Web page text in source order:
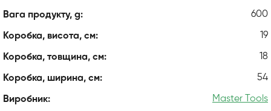
Вага продукту, g: 600
Коробка, висота, см: 19
Коробка, товщина, см: 18
Коробка, ширина, см: 54
Виробник: Master Tools